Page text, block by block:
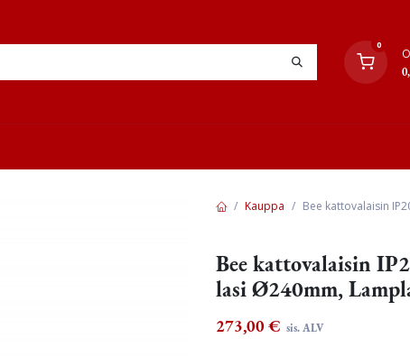
0
Kauppa Bee kattovalaisin
Bee kattovalaisin
lasi Ø240mm,
273,00 € sis. ALV